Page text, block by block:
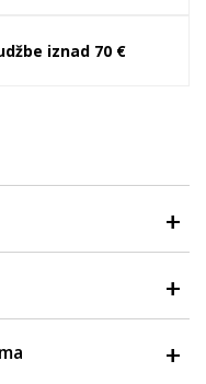
iznad 70 €